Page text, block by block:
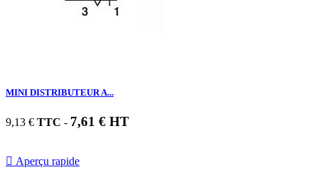
MINI DISTRIBUTEUR A...
9,13 € TTC - 7,61 € HT
 Aperçu rapide